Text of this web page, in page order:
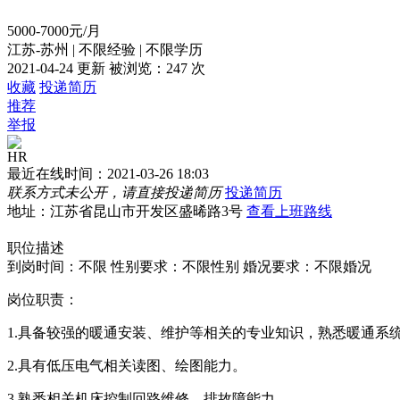
5000-7000元/月
江苏-苏州 | 不限经验 | 不限学历
2021-04-24 更新 被浏览： 247 次
收藏 投递简历
推荐
举报
HR
最近在线时间：2021-03-26 18:03
联系方式未公开，请直接投递简历 投递简历
地址：江苏省昆山市开发区盛晞路3号 查看上班路线
职位描述
到岗时间：不限 性别要求：不限性别 婚况要求：不限婚况
岗位职责：
1.具备较强的暖通安装、维护等相关的专业知识，熟悉暖通系
2.具有低压电气相关读图、绘图能力。